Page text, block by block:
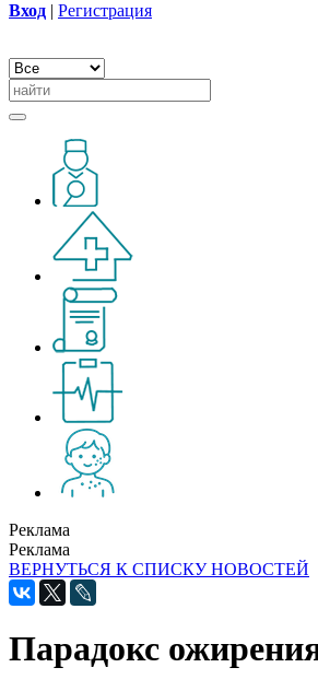
Вход | Регистрация
Реклама
Реклама
ВЕРНУТЬСЯ К СПИСКУ НОВОСТЕЙ
Парадокс